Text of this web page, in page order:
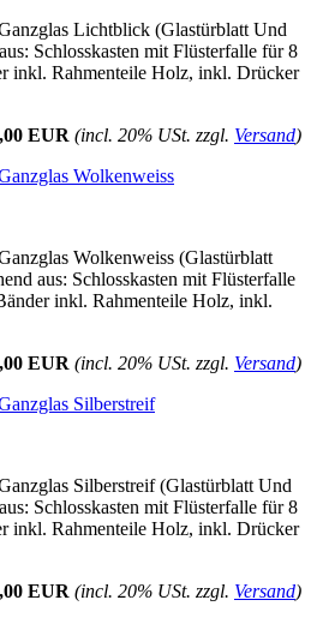
Lichtblick (Glastürblatt Und
Schlosskasten mit Flüsterfalle für 8
inkl. Rahmenteile Holz, inkl. Drücker
EUR (incl. 20% USt. zzgl. Versand)
Wolkenweiss
Wolkenweiss (Glastürblatt
aus: Schlosskasten mit Flüsterfalle
inkl. Rahmenteile Holz, inkl.
EUR (incl. 20% USt. zzgl. Versand)
Silberstreif
Silberstreif (Glastürblatt Und
Schlosskasten mit Flüsterfalle für 8
inkl. Rahmenteile Holz, inkl. Drücker
EUR (incl. 20% USt. zzgl. Versand)